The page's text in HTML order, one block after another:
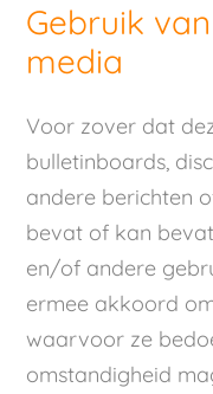
Gebruik
media
Voor zover dat
bulletinboards,
andere berichten
bevat of kan
en/of andere
ermee akkoord
waarvoor ze
omstandigheid